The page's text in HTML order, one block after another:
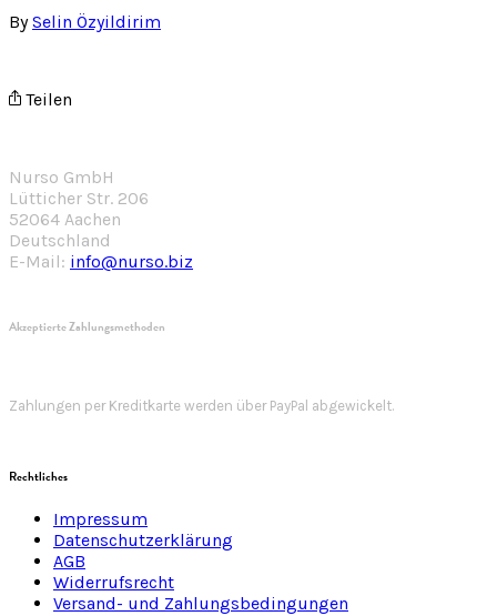
BySelin Özyildirim
Teilen
Nurso GmbH
Lütticher Str. 206
52064 Aachen
Deutschland
E-Mail: info@nurso.biz
Akzeptierte Zahlungsmethoden
Zahlungen per Kreditkarte werden über PayPal abgewickelt.
Rechtliches
Impressum
Datenschutzerklärung
AGB
Widerrufsrecht
Versand- und Zahlungsbedingungen